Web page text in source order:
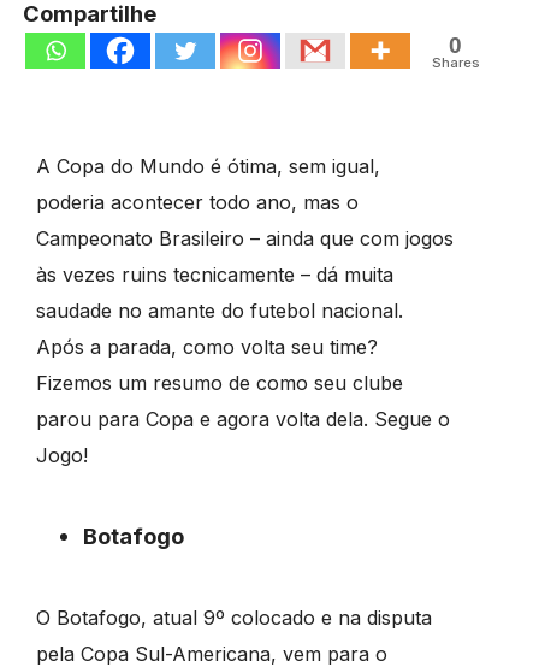
Compartilhe
0
Shares
A Copa do Mundo é ótima, sem igual,
poderia acontecer todo ano, mas o
Campeonato Brasileiro – ainda que com jogos
às vezes ruins tecnicamente – dá muita
saudade no amante do futebol nacional.
Após a parada, como volta seu time?
Fizemos um resumo de como seu clube
parou para Copa e agora volta dela. Segue o
Jogo!
Botafogo
O Botafogo, atual 9º colocado e na disputa
pela Copa Sul-Americana, vem para o